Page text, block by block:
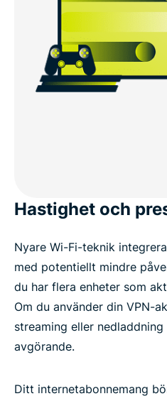
Hastighet och
Nyare Wi-Fi-teknik
med potentiellt mindre
du har flera enheter som
Om du använder din VPN-
streaming eller
avgörande.
Ditt internetabonnemang